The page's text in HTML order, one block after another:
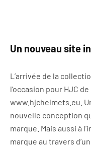
Un nouveau site
L’arrivée de la
l’occasion pour HJC
www.hjchelmets.eu.
nouvelle conception
marque. Mais aussi à
marque au travers